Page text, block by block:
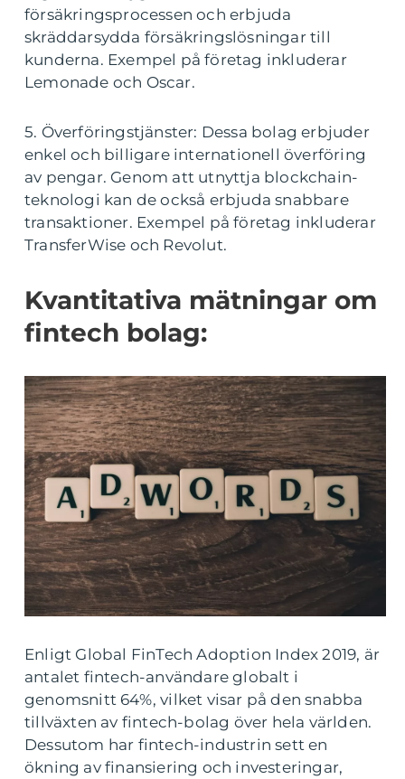
försäkringsprocessen och erbjuda
skräddarsydda försäkringslösningar till
kunderna. Exempel på företag inkluderar
Lemonade och Oscar.
5. Överföringstjänster: Dessa bolag erbjuder
enkel och billigare internationell överföring
av pengar. Genom att utnyttja blockchain-
teknologi kan de också erbjuda snabbare
transaktioner. Exempel på företag inkluderar
TransferWise och Revolut.
Kvantitativa mätningar om
fintech bolag:
Enligt Global FinTech Adoption Index 2019, är
antalet fintech-användare globalt i
genomsnitt 64%, vilket visar på den snabba
tillväxten av fintech-bolag över hela världen.
Dessutom har fintech-industrin sett en
ökning av finansiering och investeringar,